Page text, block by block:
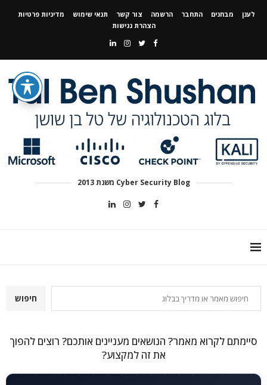
לענן מבחנים התחבר הרשמה צור קשר תנאי שימוש
מדיניות פרטיות
הצהרת נגישות
Cyber Security Blog משנת 2013
חיפוש
סיימתם לקרוא מאמר? הנושאים מעניינים אותכם? רוצים להפוך
את זה למקצוע?